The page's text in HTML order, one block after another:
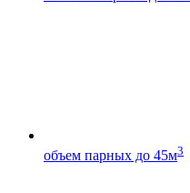
объем парных до 45м3